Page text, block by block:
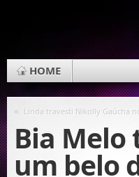
HOME
« Linda travesti Nikolly Gaúcha
Bia Melo
um belo